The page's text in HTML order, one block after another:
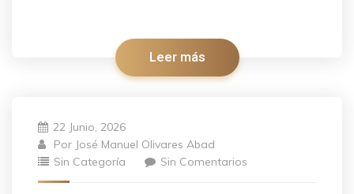
Leer más
22 Junio, 2026
Por José Manuel Olivares Abad
Sin Categoría
Sin Comentarios